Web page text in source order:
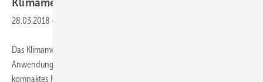
Klimamessgerät mit
28.03.2018 -
Das Klimamessgerät testo 440 ist eine Messlösung für alle klassischen
Anwendungen der Klima- und Lüftungstechnik. Es kombiniert ein
kompaktes Handmessgerät mit intuitiven Messmenüs und einem